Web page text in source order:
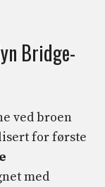
Bridge-
ved broen
for første
med